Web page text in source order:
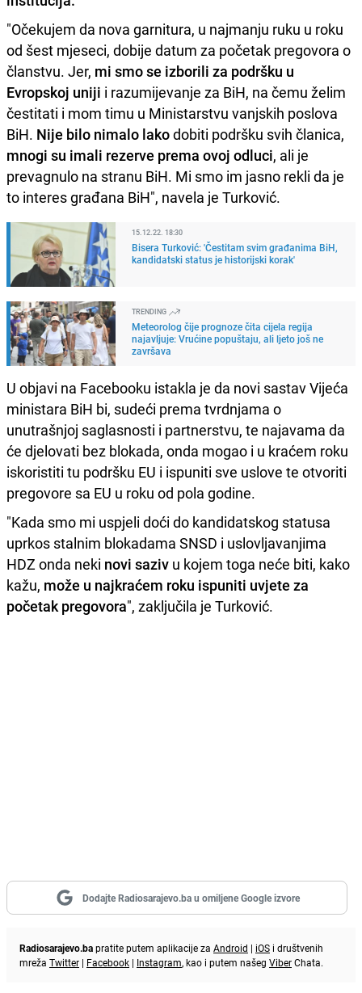
"Očekujem da nova garnitura, u najmanju ruku u roku
od šest mjeseci, dobije datum za početak pregovora o
članstvu. Jer, mi smo se izborili za podršku u
Evropskoj uniji i razumijevanje za BiH, na čemu želim
čestitati i mom timu u Ministarstvu vanjskih poslova
BiH. Nije bilo nimalo lakodobiti podršku svih članica,
mnogi su imali rezerve prema ovoj odluci, ali je
prevagnulo na stranu BiH. Mi smo im jasno rekli da je
to interes građana BiH", navela je Turković.
15.12.22. 18:30
Bisera Turković: 'Čestitam svim građanima BiH,
kandidatski status je historijski korak'
TRENDING
Meteorolog čije prognoze čita cijela regija
najavljuje: Vrućine popuštaju, ali ljeto još ne
završava
U objavi na Facebooku istakla je da novi sastav Vijeća
ministara BiH bi, sudeći prema tvrdnjama o
unutrašnjoj saglasnosti i partnerstvu, te najavama da
će djelovati bez blokada, onda mogao i u kraćem roku
iskoristiti tu podršku EU i ispuniti sve uslove te otvoriti
pregovore sa EU u roku od pola godine.
"Kada smo mi uspjeli doći do kandidatskog statusa
uprkos stalnim blokadama SNSD i uslovljavanjima
HDZ onda neki novi saziv u kojem toga neće biti, kako
kažu, može u najkraćem roku ispuniti uvjete za
početak pregovora", zaključila je Turković.
Dodajte Radiosarajevo.ba u omiljene Google izvore
Radiosarajevo.bapratite putem aplikacije za Android | iOS i društvenih
mreža Twitter | Facebook | Instagram, kao i putem našeg ViberChata.